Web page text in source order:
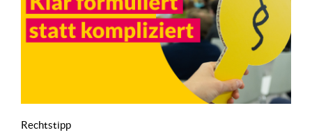
Rechtstipp